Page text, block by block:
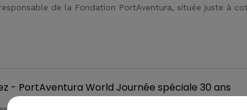
- PortAventura World Journée spéciale 30 ans